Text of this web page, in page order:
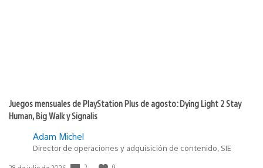
Juegos mensuales de PlayStation Plus de agosto: Dying Light 2 Stay
Human, Big Walk y Signalis
Adam Michel
Director de operaciones y adquisición de contenido, SIE